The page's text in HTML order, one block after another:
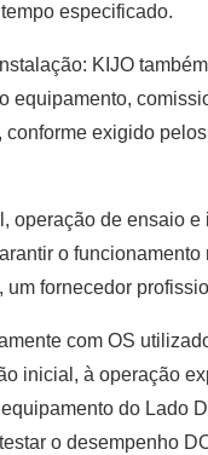
especificado.
KIJO
equipamento,
conforme exigido pelos
operação de ensaio e
o funcionamento
um fornecedor
com OS
inicial, à operação
do Lado
o desempenho